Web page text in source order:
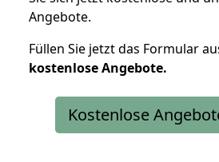
Angebote.
Füllen Sie jetzt das Formular
kostenloseAngebote.
Kostenlose